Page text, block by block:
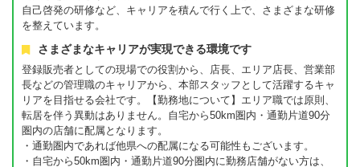
自己啓発の研修など、キャリアを積んで行く上で、さまざまな研修
を整えています。
さまざまなキャリアが実現できる環境です
登録販売者としての現場での役割から、店長、エリア店長、営業部
長などの管理職のキャリアから、本部スタッフとして活躍するキャ
リアを目指せる会社です。【勤務地について】エリア職では原則、
転居を伴う異動はありません。自宅から50km圏内・通勤片道90分
圏内の店舗に配属となります。
・通勤圏内であれば他県への配属になる可能性もございます。
・自宅から50km圏内・通勤片道90分圏内に勤務店舗がない方は、